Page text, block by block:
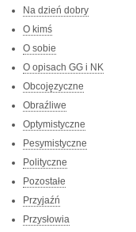
Na dzień dobry
O kimś
O sobie
O opisach GG i NK
Obcojęzyczne
Obraźliwe
Optymistyczne
Pesymistyczne
Polityczne
Pozostałe
Przyjaźń
Przysłowia